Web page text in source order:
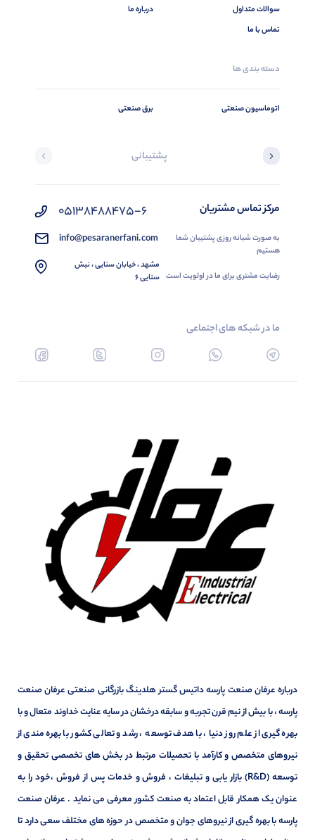
سوالات متداول
تماس با ما
درباره ما
دسته بندی ها
اتوماسیون صنعتی برق صنعتی
پشتیبانی
مرکز تماس مشتریان
به صورت شبانه روزی پشتیبان شما
هستیم
رضایت مشتری برای ما در اولویت است
05138488475-6
info@pesaranerfani.com
مشهد ، خیابان سنایی ، نبش
سنایی 6
ما در شبکه های اجتماعی
درباره عرفان صنعت پارسه داتیس گستر هلدینگ بازرگانی صنعتی عرفان صنعت
پارسه ، با بیش از نیم قرن تجربه و سابقه درخشان در سایه عنایت خداوند متعال و با
بهره گیری از علم روز دنیا ، با هدف توسعه ، رشد و تعالی کشور با بهره مندی از
نیروهای متخصص و کارآمد با تحصیلات مرتبط در بخش های تخصصی تحقیق و
توسعه (R&D) بازار یابی و تبلیغات ، فروش و خدمات پس از فروش ،خود را به
عنوان یک همکار قابل اعتماد به صنعت کشور معرفی می نماید . عرفان صنعت
پارسه با بهره گیری از نیروهای جوان و متخصص در حوزه های مختلف سعی دارد تا